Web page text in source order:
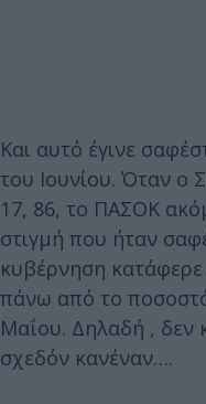
Και αυτό έγινε
του Ιουνίου. Όταν ο
17, 86, το ΠΑΣΟΚ
στιγμή που ήταν
κυβέρνηση
πάνω από το
Μαΐου. Δηλαδή , δεν
σχεδόν κανέναν….